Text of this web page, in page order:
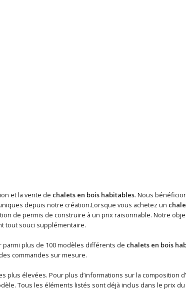
et la vente de chalets en bois habitables. Nous
depuis notre création.Lorsque vous achetez un
de permis de construire à un prix raisonnable. Notre
tout souci supplémentaire.
plus de 100 modèles différents de chalets en bois
commandes sur mesure.
élevées. Pour plus d’informations sur la composition
Tous les éléments listés sont déjà inclus dans le prix